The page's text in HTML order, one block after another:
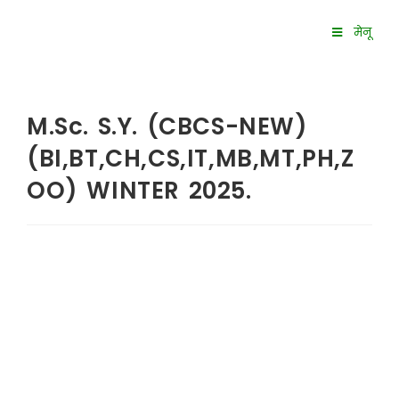
मेनू
M.Sc. S.Y. (CBCS-NEW)
(BI,BT,CH,CS,IT,MB,MT,PH,Z
OO) WINTER 2025.